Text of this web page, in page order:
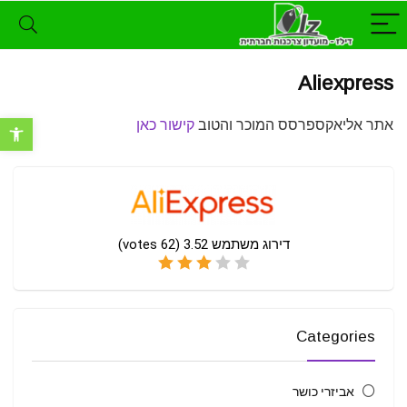
פתח
Aliexpress
אתר אליאקספרסס המוכר והטוב קישור כאן
דירוג משתמש3.52
(
62
Categories
אביזרי כושר